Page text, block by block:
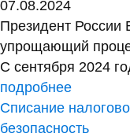
07.08.2024
Президент России
упрощающий
С сентября 2024
подробнее
Списание
безопасность